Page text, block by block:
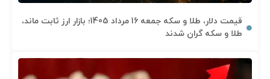
قیمت دلار، طلا و سکه جمعه 16 مرداد 1405؛ بازار ارز ثابت ماند،
طلا و سکه گران شدند